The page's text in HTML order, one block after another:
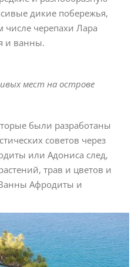
дикие побережья,
черепахи Лара
и ванны.
мест на острове
были разработаны
советов через
или Адониса след,
трав и цветов и
Афродиты и